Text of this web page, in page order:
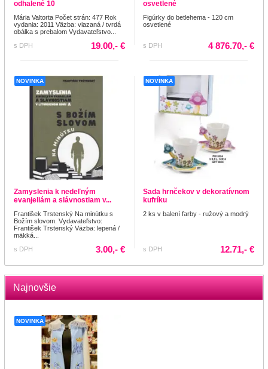
odhalené 10
Mária Valtorta Počet strán: 477 Rok
vydania: 2011 Väzba: viazaná / tvrdá
obálka s prebalom Vydavateľstvo...
s DPH
19.00,- €
osvetlené
Figúrky do betlehema - 120 cm
osvetlené
s DPH 4 876.70,- €
NOVINKA
Zamyslenia k nedeľným
evanjeliám a slávnostiam v...
František Trstenský Na minútku s
Božím slovom. Vydavateľstvo:
František Trstenský Väzba: lepená /
mäkká...
s DPH
3.00,- €
NOVINKA
Sada hrnčekov v dekoratívnom
kufríku
2 ks v balení farby - ružový a modrý
s DPH 12.71,- €
Najnovšie
NOVINKA